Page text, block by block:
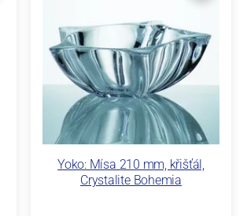
Yoko: Mísa 210 mm, křišťál,
Crystalite Bohemia